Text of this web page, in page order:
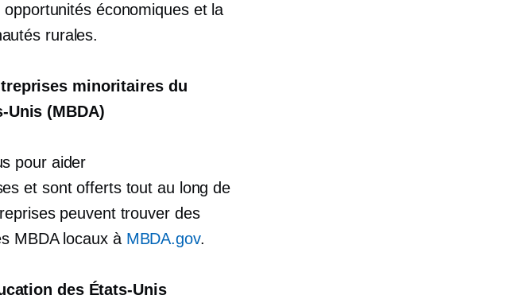
économiques et la
rurales.
minoritaires du
Unis (MBDA)
pour aider
et sont offerts tout au long de
peuvent trouver des
MBDA locaux à MBDA.gov.
des États-Unis